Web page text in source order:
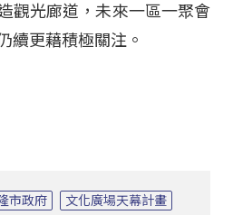
觀光廊道，未來一區一聚會
續更藉積極關注。
市政府 文化廣場天幕計畫